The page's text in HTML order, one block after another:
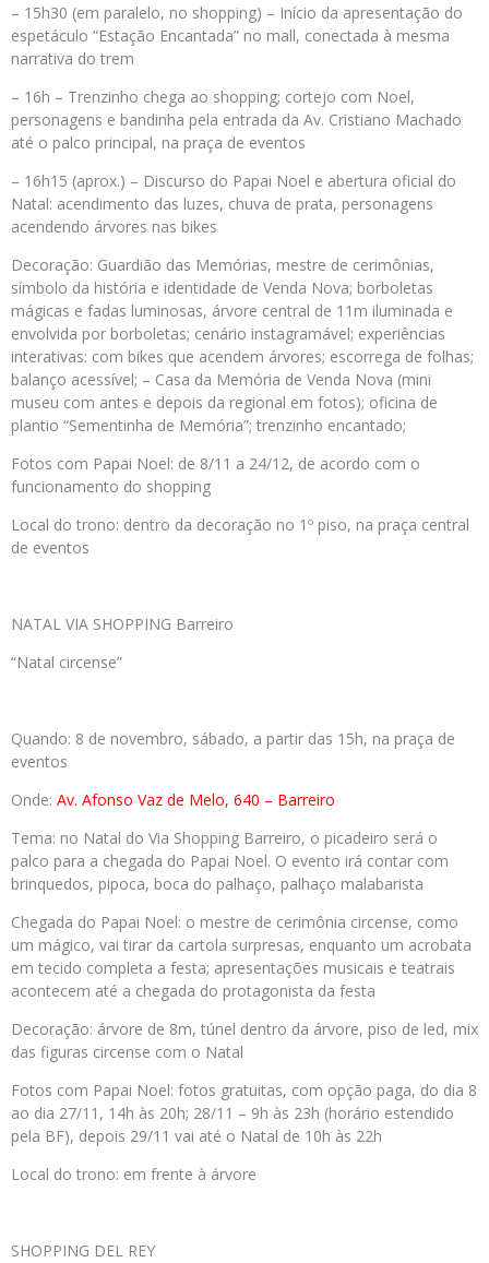
– 15h30 (em paralelo, no shopping) – Início da apresentação do
espetáculo “Estação Encantada” no mall, conectada à mesma
narrativa do trem
– 16h – Trenzinho chega ao shopping; cortejo com Noel,
personagens e bandinha pela entrada da Av. Cristiano Machado
até o palco principal, na praça de eventos
– 16h15 (aprox.) – Discurso do Papai Noel e abertura oficial do
Natal: acendimento das luzes, chuva de prata, personagens
acendendo árvores nas bikes
Decoração: Guardião das Memórias, mestre de cerimônias,
símbolo da história e identidade de Venda Nova; borboletas
mágicas e fadas luminosas, árvore central de 11m iluminada e
envolvida por borboletas; cenário instagramável; experiências
interativas: com bikes que acendem árvores; escorrega de folhas;
balanço acessível; – Casa da Memória de Venda Nova (mini
museu com antes e depois da regional em fotos); oficina de
plantio “Sementinha de Memória”; trenzinho encantado;
Fotos com Papai Noel: de 8/11 a 24/12, de acordo com o
funcionamento do shopping
Local do trono: dentro da decoração no 1º piso, na praça central
de eventos
NATAL VIA SHOPPING Barreiro
“Natal circense”
Quando: 8 de novembro, sábado, a partir das 15h, na praça de
eventos
Onde: Av. Afonso Vaz de Melo, 640 – Barreiro
Tema: no Natal do Via Shopping Barreiro, o picadeiro será o
palco para a chegada do Papai Noel. O evento irá contar com
brinquedos, pipoca, boca do palhaço, palhaço malabarista
Chegada do Papai Noel: o mestre de cerimônia circense, como
um mágico, vai tirar da cartola surpresas, enquanto um acrobata
em tecido completa a festa; apresentações musicais e teatrais
acontecem até a chegada do protagonista da festa
Decoração: árvore de 8m, túnel dentro da árvore, piso de led, mix
das figuras circense com o Natal
Fotos com Papai Noel: fotos gratuitas, com opção paga, do dia 8
ao dia 27/11, 14h às 20h; 28/11 – 9h às 23h (horário estendido
pela BF), depois 29/11 vai até o Natal de 10h às 22h
Local do trono: em frente à árvore
SHOPPING DEL REY